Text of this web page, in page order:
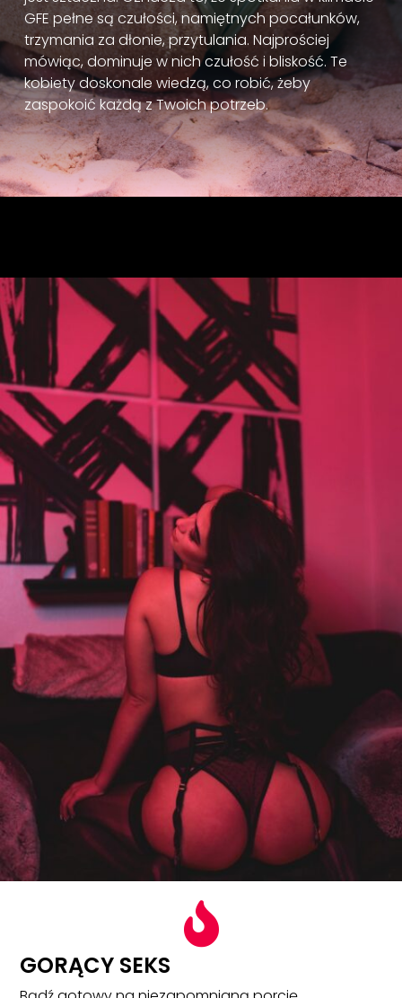
GFE pełne są czułości, namiętnych pocałunków,
trzymania za dłonie, przytulania. Najprościej
mówiąc, dominuje w nich czułość i bliskość. Te
kobiety doskonale wiedzą, co robić, żeby
zaspokoić każdą z Twoich potrzeb.

GORĄCY SEKS